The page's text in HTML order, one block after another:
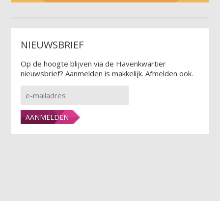
NIEUWSBRIEF
Op de hoogte blijven via de Havenkwartier
nieuwsbrief? Aanmelden is makkelijk. Afmelden ook.